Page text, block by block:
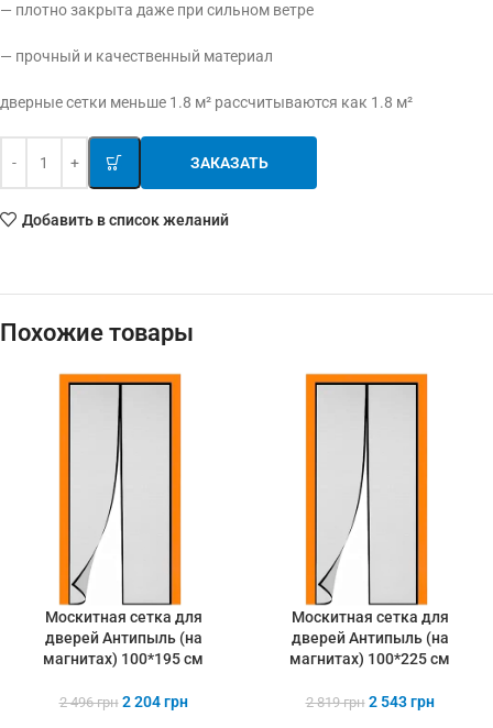
— плотно закрыта даже при сильном ветре
— прочный и качественный материал
дверные сетки меньше 1.8 м² рассчитываются как 1.8 м²
ЗАКАЗАТЬ
Добавить в список желаний
Похожие товары
Москитная сетка для
дверей Антипыль (на
магнитах) 100*195 см
2 496грн 2 204грн
Москитная сетка для
дверей Антипыль (на
магнитах) 100*225 см
2 819грн 2 543грн